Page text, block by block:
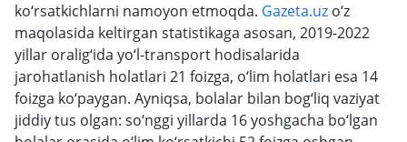
ko‘rsatkichlarni namoyon etmoqda. Gazeta.uz o‘z
maqolasida keltirgan statistikaga asosan, 2019-2022
yillar oralig‘ida yo‘l-transport hodisalarida
jarohatlanish holatlari 21 foizga, o‘lim holatlari esa 14
foizga ko‘paygan. Ayniqsa, bolalar bilan bog‘liq vaziyat
jiddiy tus olgan: so‘nggi yillarda 16 yoshgacha bo‘lgan